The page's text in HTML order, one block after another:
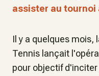
assister au tournoi
Il y a quelques mois,
Tennis lançait
pour objectif